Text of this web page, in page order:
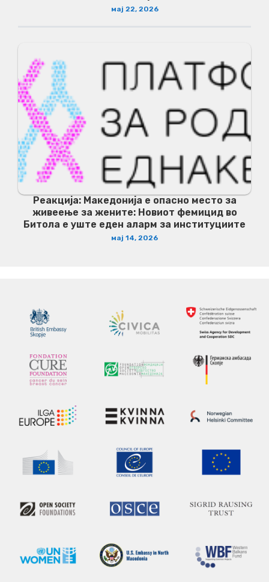
мај 22, 2026
Реакција: Македонија е опасно место за
живеење за жените: Новиот фемицид во
Битола е уште еден аларм за институциите
мај 14, 2026